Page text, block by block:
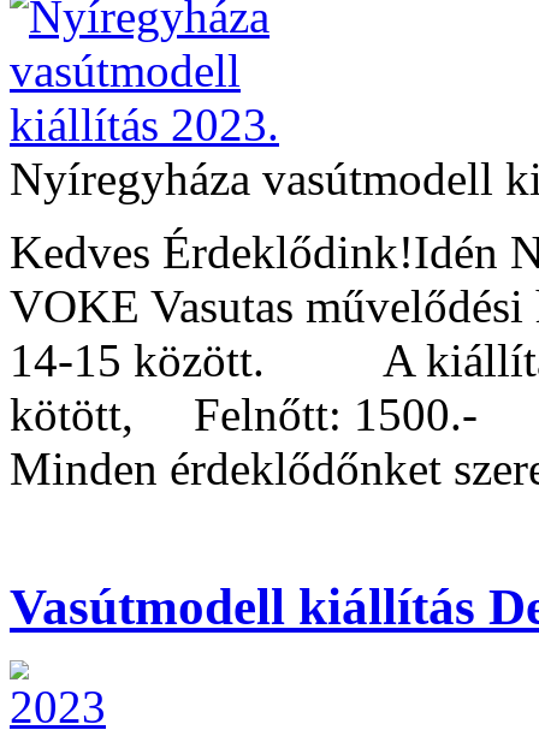
Nyíregyháza vasútmodell
Kedves Érdeklődink!Idén
VOKE Vasutas
14-15 között. A kiállítás
kötött, Felnőtt: 1500.-
Minden érdeklődőnket
Vasútmodell kiállítás